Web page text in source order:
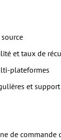
et taux de
plateformes
et
de